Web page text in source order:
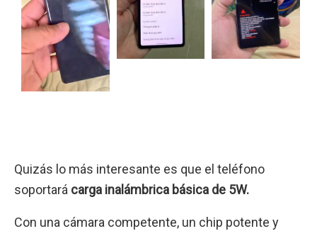
Quizás lo más interesante es que el teléfono
soportará carga inalámbrica básica de 5W.
Con una cámara competente, un chip potente y